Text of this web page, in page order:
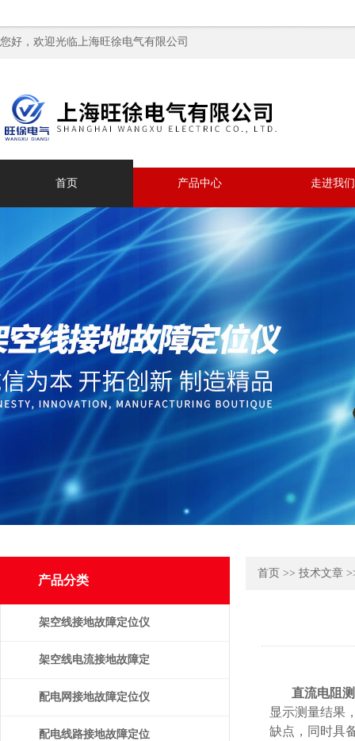
您好，欢迎光临上海旺徐电气有限公司
首页 产品中心 走进我们
产品分类
架空线接地故障定位仪
架空线电流接地故障定
位仪
配电网接地故障定位仪
配电线路接地故障定位
首页 >> 技术文章
直流电阻
显示测量结果
缺点，同时具